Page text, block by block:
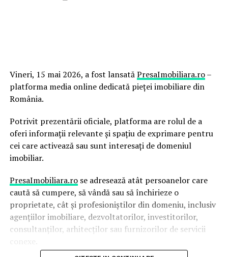
Vineri, 15 mai 2026, a fost lansatăPresaImobiliara.ro–
platforma media online dedicată pieței imobiliare din
România.
Potrivit prezentării oficiale, platforma are rolul de a
oferi informații relevante și spațiu de exprimare pentru
cei care activează sau sunt interesați de domeniul
imobiliar.
PresaImobiliara.rose adresează atât persoanelor care
caută să cumpere, să vândă sau să închirieze o
proprietate, cât și profesioniștilor din domeniu, inclusiv
agențiilor imobiliare, dezvoltatorilor, investitorilor,
consultanților, arhitecților sau furnizorilor de servicii